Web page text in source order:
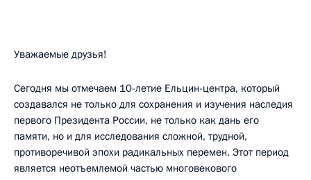
Уважаемые друзья!
Сегодня мы отмечаем 10-летие Ельцин-центра, который
создавался не только для сохранения и изучения наследия
первого Президента России, не только как дань его
памяти, но и для исследования сложной, трудной,
противоречивой эпохи радикальных перемен. Этот период
является неотъемлемой частью многовекового